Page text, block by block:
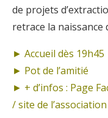
de projets
retrace la naissance
► Accueil dès 19h45
► Pot de l’amitié
► + d’infos : Page
/site de l’association